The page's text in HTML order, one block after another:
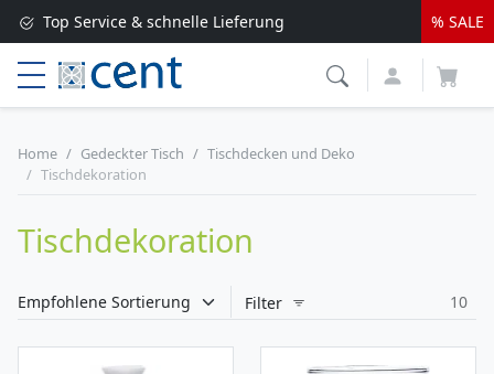
Top Service & schnelle Lieferung
Versandkostenfrei ab 250 EUR*
Lieferung nur 1-2 Werktage
% SALE
Home Gedeckter Tisch
Tischdecken und Deko
Tischdekoration
Tischdekoration
Filter 10